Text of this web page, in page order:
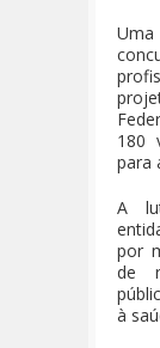
180
para
A
por
de
à